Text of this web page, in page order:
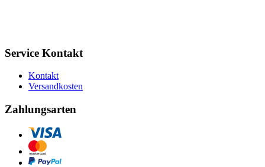
Service Kontakt
Kontakt
Versandkosten
Zahlungsarten